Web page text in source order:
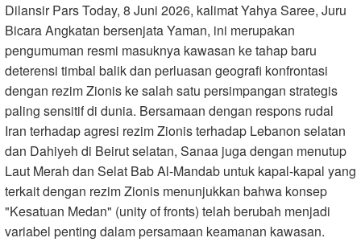
Dilansir Pars Today, 8 Juni 2026, kalimat Yahya Saree, Juru
Bicara Angkatan bersenjata Yaman, ini merupakan
pengumuman resmi masuknya kawasan ke tahap baru
deterensi timbal balik dan perluasan geografi konfrontasi
dengan rezim Zionis ke salah satu persimpangan strategis
paling sensitif di dunia. Bersamaan dengan respons rudal
Iran terhadap agresi rezim Zionis terhadap Lebanon selatan
dan Dahiyeh di Beirut selatan, Sanaa juga dengan menutup
Laut Merah dan Selat Bab Al-Mandab untuk kapal-kapal yang
terkait dengan rezim Zionis menunjukkan bahwa konsep
"Kesatuan Medan" (unity of fronts) telah berubah menjadi
variabel penting dalam persamaan keamanan kawasan.